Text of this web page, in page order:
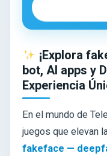
¡Explora
bot, AI apps y
Experiencia
En el mundo de
juegos que elevan
fakeface —